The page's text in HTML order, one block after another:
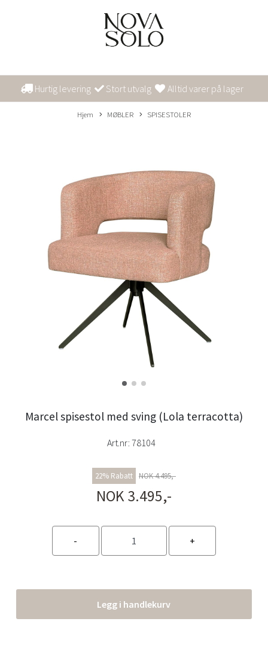
Hurtig levering Stort utvalg Alltid varer på lager
Hjem MØBLER SPISESTOLER
Marcel spisestol med sving (Lola terracotta)
Art.nr: 78104
22% Rabatt NOK 4.495,-
NOK 3.495,-
Legg i handlekurv